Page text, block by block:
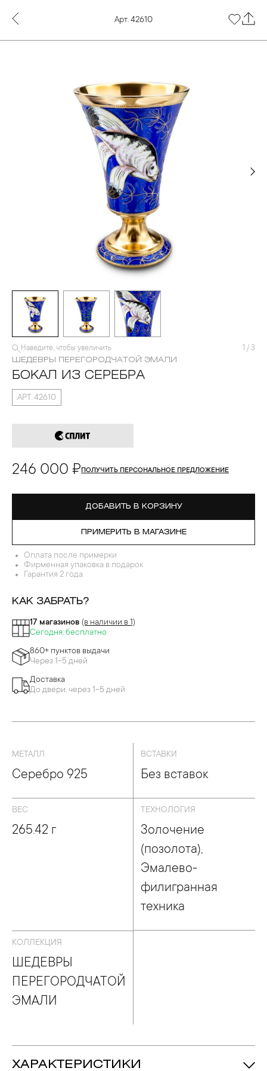
Арт. 42610
Наведите, чтобы увеличить 1 / 3
ШЕДЕВРЫ ПЕРЕГОРОДЧАТОЙ ЭМАЛИ
БОКАЛ ИЗ СЕРЕБРА
АРТ. 42610
246 000 ₽ ПОЛУЧИТЬ ПЕРСОНАЛЬНОЕ ПРЕДЛОЖЕНИЕ
ДОБАВИТЬ В КОРЗИНУ
ПРИМЕРИТЬ В МАГАЗИНЕ
Оплата после примерки
Фирменная упаковка в подарок
Гарантия 2 года
КАК ЗАБРАТЬ?
17 магазинов (в наличии в 1)
Сегодня, бесплатно
860+ пунктов выдачи
Через 1-5 дней
Доставка
До двери, через 1-5 дней
МЕТАЛЛ
Серебро 925
ВСТАВКИ
Без вставок
ВЕС
265.42 г
ТЕХНОЛОГИЯ
Золочение
(позолота),
Эмалево-
филигранная
техника
КОЛЛЕКЦИЯ
ШЕДЕВРЫ
ПЕРЕГОРОДЧАТОЙ
ЭМАЛИ
ХАРАКТЕРИСТИКИ